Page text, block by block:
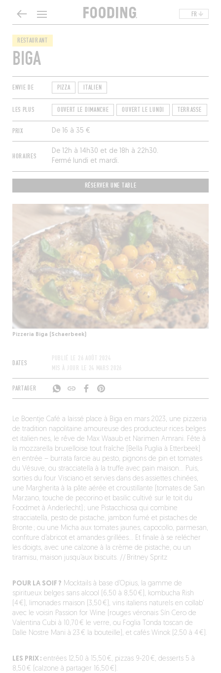
FR
RESTAURANT
BIGA
ENVIE DE PIZZA ITALIEN
LES PLUS OUVERT LE DIMANCHE OUVERT LE LUNDI TERRASSE
PRIX De 16 à 35 €
HORAIRES
De 12h à 14h30 et de 18h à 22h30.
Fermé lundi et mardi.
RÉSERVER UNE TABLE
Pizzeria Biga (Schaerbeek)
DATES
PUBLIÉ LE 26 AOÛT 2024
MIS À JOUR LE 24 MARS 2026
PARTAGER
Le Boentje Café a laissé place à Biga en mars 2023, une pizzeria
de tradition napolitaine amoureuse des producteur·rices belges
et italien·nes, le rêve de Max Waaub et Narimen Amrani. Fête à
la mozzarella bruxelloise tout fraîche (Bella Puglia à Etterbeek)
en entrée – burrata farcie au pesto, pignons de pin et tomates
du Vésuve, ou stracciatella à la truffe avec pain maison… Puis,
sorties du four Visciano et servies dans des assiettes chinées,
une Margherita à la pâte aérée et croustillante (tomates de San
Marzano, touche de pecorino et basilic cultivé sur le toit du
Foodmet à Anderlecht) ; une Pistacchiosa qui combine
stracciatella, pesto de pistache, jambon fumé et pistaches de
Bronte ; ou une Micha aux tomates jaunes, capocollo, parmesan,
confiture d’abricot et amandes grillées… Et finale à se relécher
les doigts, avec une calzone à la crème de pistache, ou un
tiramisu, maison jusqu’aux biscuits. // Britney Spritz
POUR LA SOIF ? Mocktails à base d’Opius, la gamme de
spiritueux belges sans alcool (6,50 à 8,50 €), kombucha Rish
(4 €), limonades maison (3,50 €), vins italiens naturels en collab’
avec le voisin Passion for Wine (rouges véronais Sín Cero de
Valentina Cubi à 10,70 € le verre, ou Foglia Tonda toscan de
Dalle Nostre Mani à 23 € la bouteille), et cafés Winok (2,50 à 4 €).
LES PRIX :entrées 12,50 à 15,50 €, pizzas 9-20 €, desserts 5 à
8,50 € (calzone à partager 16,50 €).